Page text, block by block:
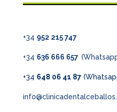
+34 952 215 747
+34 636 666 657
+34 648 06 41 87